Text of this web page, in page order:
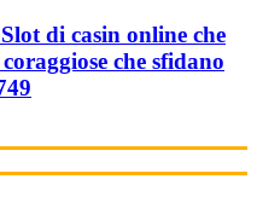
di casin online che
che sfidano